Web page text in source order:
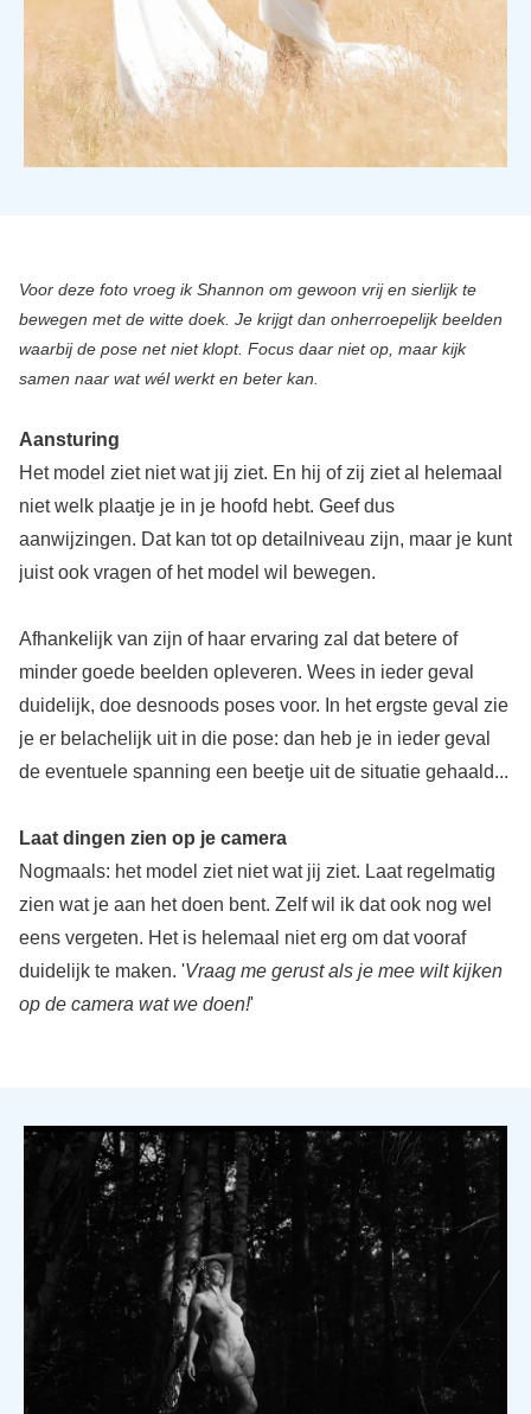
Voor deze foto vroeg ik Shannon om gewoon vrij en sierlijk te
bewegen met de witte doek. Je krijgt dan onherroepelijk beelden
waarbij de pose net niet klopt. Focus daar niet op, maar kijk
samen naar wat wél werkt en beter kan.
Aansturing
Het model ziet niet wat jij ziet. En hij of zij ziet al helemaal
niet welk plaatje je in je hoofd hebt. Geef dus
aanwijzingen. Dat kan tot op detailniveau zijn, maar je kunt
juist ook vragen of het model wil bewegen.
Afhankelijk van zijn of haar ervaring zal dat betere of
minder goede beelden opleveren. Wees in ieder geval
duidelijk, doe desnoods poses voor. In het ergste geval zie
je er belachelijk uit in die pose: dan heb je in ieder geval
de eventuele spanning een beetje uit de situatie gehaald...
Laat dingen zien op je camera
Nogmaals: het model ziet niet wat jij ziet. Laat regelmatig
zien wat je aan het doen bent. Zelf wil ik dat ook nog wel
eens vergeten. Het is helemaal niet erg om dat vooraf
duidelijk te maken. 'Vraag me gerust als je mee wilt kijken
op de camera wat we doen!'